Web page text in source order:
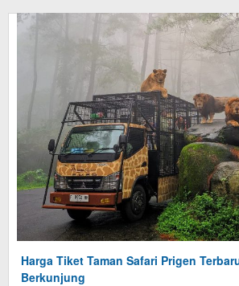
Harga Tiket Taman Safari Prigen
Berkunjung